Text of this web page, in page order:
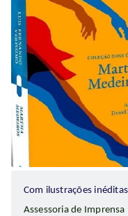
Com ilustrações
Assessoria de Imprensa